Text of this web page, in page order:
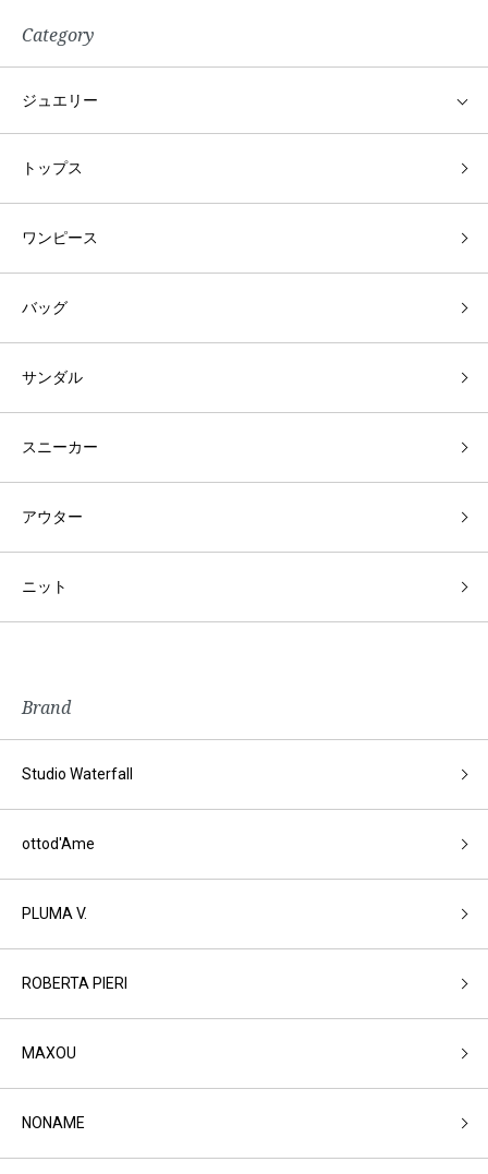
Category
ジュエリー
トップス
ワンピース
バッグ
サンダル
スニーカー
アウター
ニット
Brand
Studio Waterfall
ottod'Ame
PLUMA V.
ROBERTA PIERI
MAXOU
NONAME